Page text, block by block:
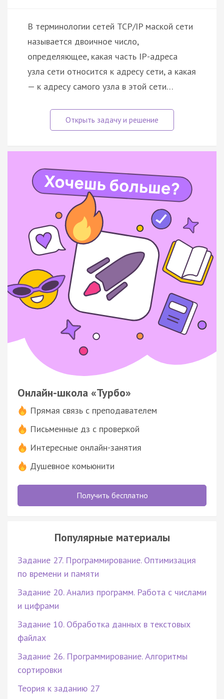
В терминологии сетей TCP/IP маской сети
называется двоичное число,
определяющее, какая часть IP-адреса
узла сети относится к адресу сети, а какая
— к адресу самого узла в этой сети…
Онлайн-школа «Турбо»
Прямая связь с преподавателем
Письменные дз с проверкой
Интересные онлайн-занятия
Душевное комьюнити
Получить бесплатно
Популярные материалы
Задание 27. Программирование. Оптимизация
по времени и памяти
Задание 20. Анализ программ. Работа с числами
и цифрами
Задание 10. Обработка данных в текстовых
файлах
Задание 26. Программирование. Алгоритмы
сортировки
Теория к заданию 27